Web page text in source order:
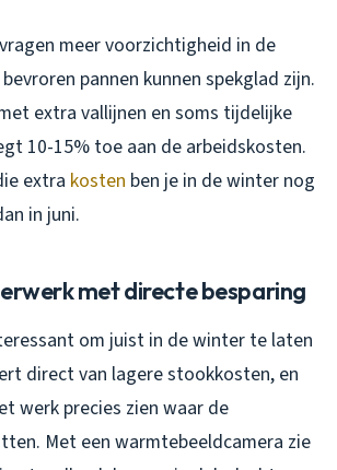
meer voorzichtigheid in de
pannen kunnen spekglad zijn.
extra vallijnen en soms tijdelijke
10-15% toe aan de arbeidskosten.
extra kosten ben je in de winter nog
in juni.
met directe besparing
om juist in de winter te laten
direct van lagere stookkosten, en
werk precies zien waar de
Met een warmtebeeldcamera zie